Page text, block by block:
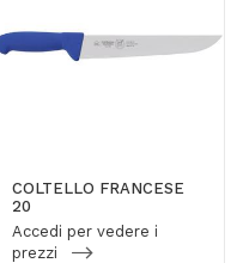
COLTELLO FRANCESE
20
Accedi per vedere i
prezzi